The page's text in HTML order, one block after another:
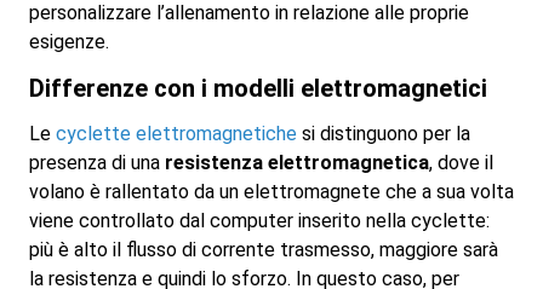
personalizzare l’allenamento in relazione alle proprie
esigenze.
Differenze con i modelli elettromagnetici
Le cyclette elettromagnetiche si distinguono per la
presenza di una resistenza elettromagnetica, dove il
volano è rallentato da un elettromagnete che a sua volta
viene controllato dal computer inserito nella cyclette:
più è alto il flusso di corrente trasmesso, maggiore sarà
la resistenza e quindi lo sforzo. In questo caso, per